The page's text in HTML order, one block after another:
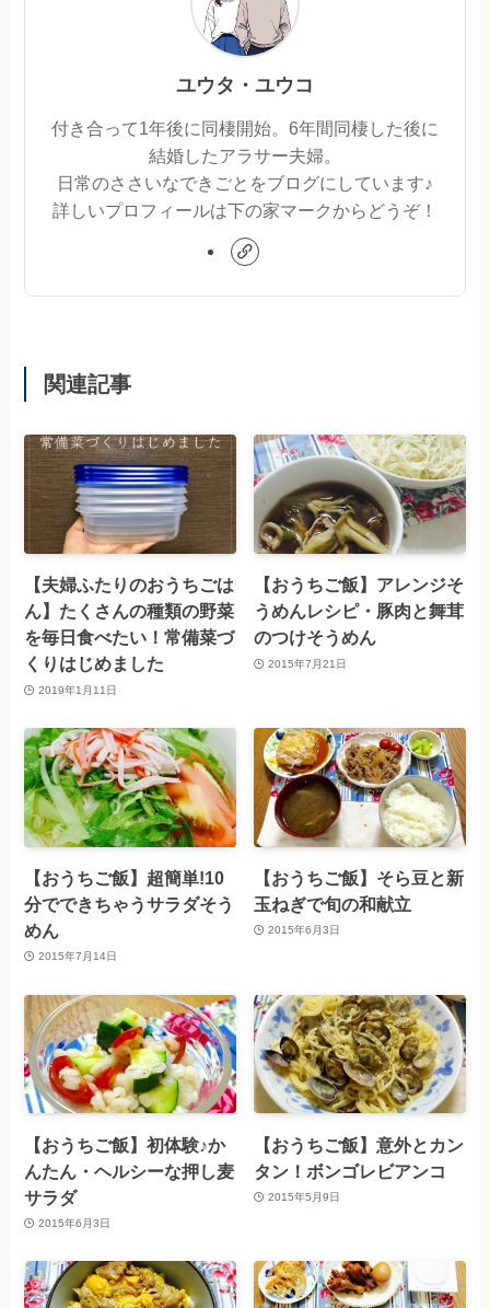
ユウタ・ユウコ
付き合って1年後に同棲開始。6年間同棲した後に
結婚したアラサー夫婦。
日常のささいなできごとをブログにしています♪
詳しいプロフィールは下の家マークからどうぞ！
関連記事
【夫婦ふたりのおうちごは
ん】たくさんの種類の野菜
を毎日食べたい！常備菜づ
くりはじめました
2019年1月11日
【おうちご飯】アレンジそ
うめんレシピ・豚肉と舞茸
のつけそうめん
2015年7月21日
【おうちご飯】超簡単!10
分でできちゃうサラダそう
めん
2015年7月14日
【おうちご飯】そら豆と新
玉ねぎで旬の和献立
2015年6月3日
【おうちご飯】初体験♪か
んたん・ヘルシーな押し麦
サラダ
2015年6月3日
【おうちご飯】意外とカン
タン！ボンゴレビアンコ
2015年5月9日